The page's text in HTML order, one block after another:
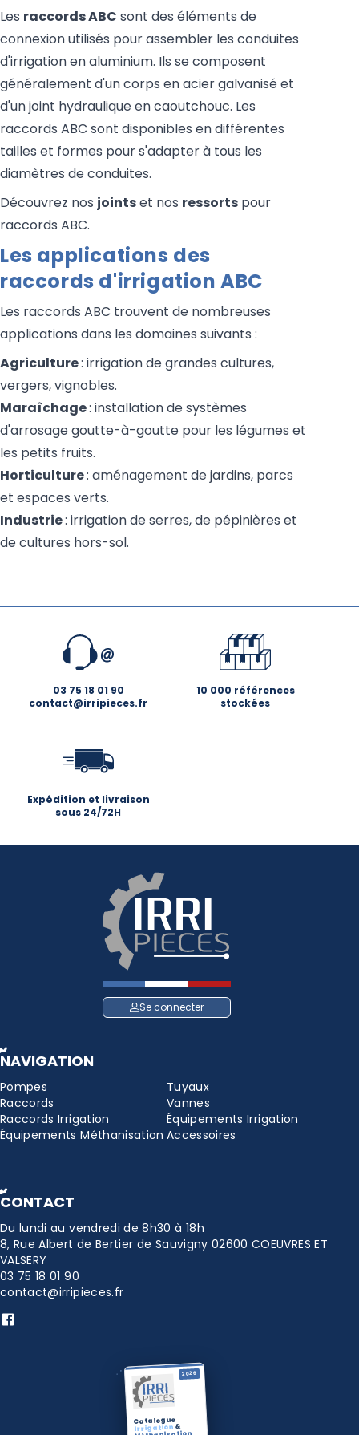
Les raccords ABC sont des éléments de
connexion utilisés pour assembler les conduites
d'irrigation en aluminium. Ils se composent
généralement d'un corps en acier galvanisé et
d'un joint hydraulique en caoutchouc. Les
raccords ABC sont disponibles en différentes
tailles et formes pour s'adapter à tous les
diamètres de conduites.
Découvrez nos jointset nos ressorts pour
raccords ABC.
Les applications des
raccords d'irrigation ABC
Les raccords ABC trouvent de nombreuses
applications dans les domaines suivants :
Agriculture: irrigation de grandes cultures,
vergers, vignobles.
Maraîchage: installation de systèmes
d'arrosage goutte-à-goutte pour les légumes et
les petits fruits.
Horticulture: aménagement de jardins, parcs
et espaces verts.
Industrie: irrigation de serres, de pépinières et
de cultures hors-sol.
03 75 18 01 90
contact@irripieces.fr
10 000 références
stockées
Expédition et livraison
sous 24/72H
Se connecter
NAVIGATION
Pompes
Tuyaux
Raccords
Vannes
Raccords Irrigation
Équipements Irrigation
Équipements Méthanisation Accessoires
CONTACT
Du lundi au vendredi de 8h30 à 18h
8, Rue Albert de Bertier de Sauvigny 02600 COEUVRES ET
VALSERY
03 75 18 01 90
contact@irripieces.fr
Catalogue
Irrigation &
2026